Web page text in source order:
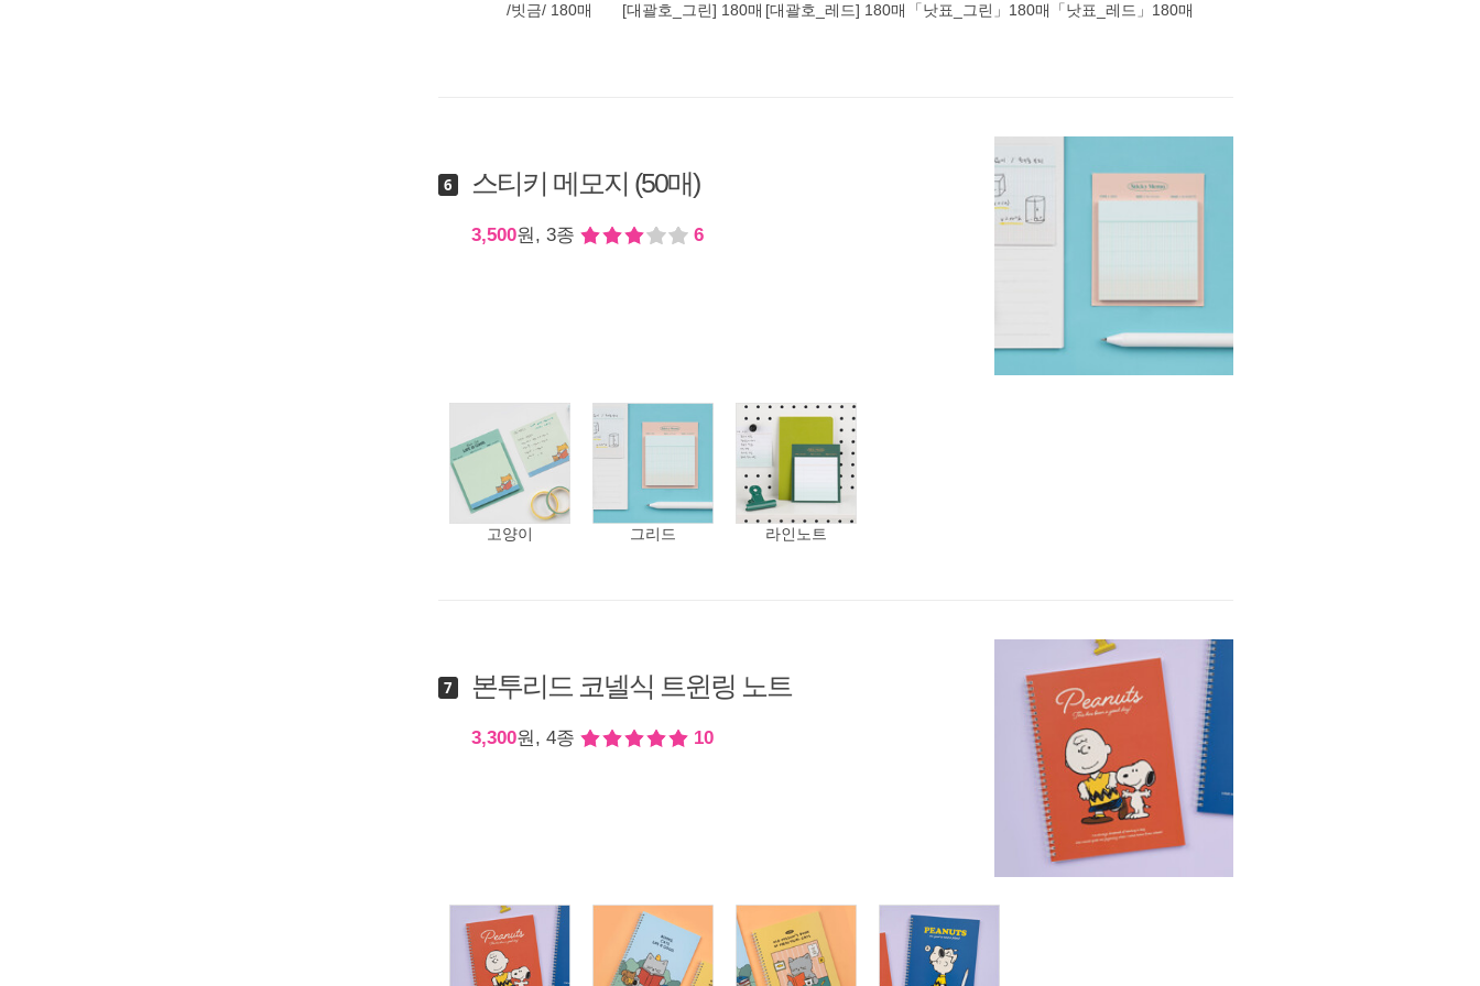
/빗금/ 180매 [대괄호_그린] 180매 [대괄호_레드] 180매 「낫표_그린」180매 「낫표_레드」180매
6 스티키 메모지 (50매)
3,500원, 3종 6
고양이 그리드 라인노트
7 본투리드 코넬식 트윈링 노트
3,300원, 4종 10